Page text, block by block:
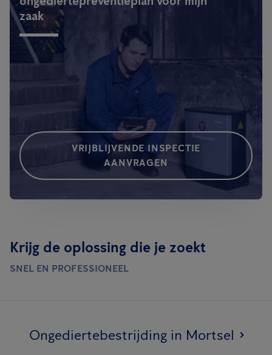
zaak
VRIJBLIJVENDE INSPECTIE
AANVRAGEN
Krijg de oplossing die je zoekt
SNEL EN PROFESSIONEEL
Ongediertebestrijding in Mortsel